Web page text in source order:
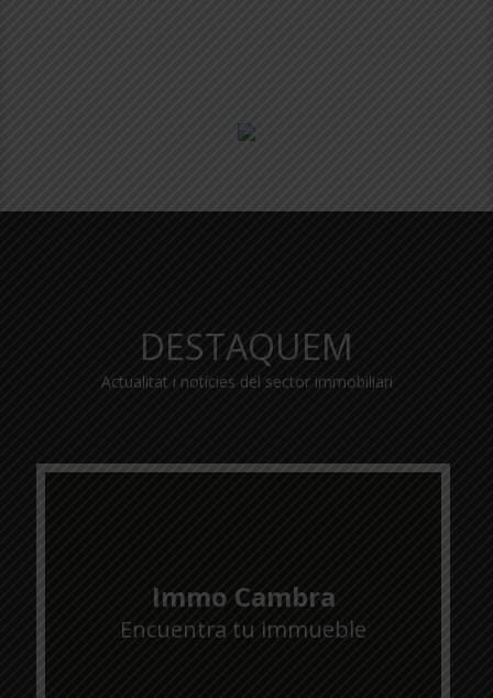
DESTAQUEM
Actualitat i notícies del sector immobiliari
Immo Cambra
Encuentra tu immueble